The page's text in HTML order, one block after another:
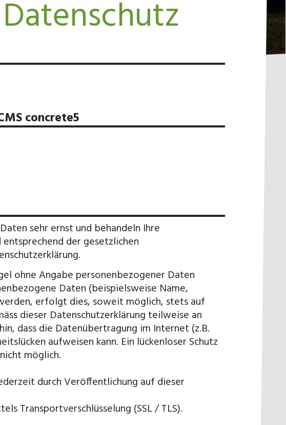
concrete5
sehr ernst und behandeln Ihre
der gesetzlichen
ohne Angabe personenbezogener Daten
Daten (beispielsweise Name,
erfolgt dies, soweit möglich, stets auf
dieser Datenschutzerklärung teilweise an
dass die Datenübertragung im Internet (z.B.
aufweisen kann. Ein lückenloser Schutz
möglich.
durch Veröffentlichung auf dieser
Transportverschlüsselung (SSL / TLS).